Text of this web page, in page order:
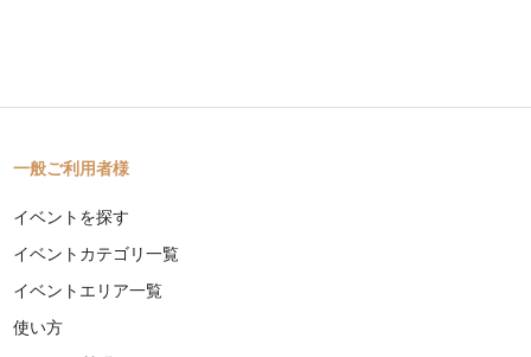
一般ご利用者様
イベントを探す
イベントカテゴリ一覧
イベントエリア一覧
使い方